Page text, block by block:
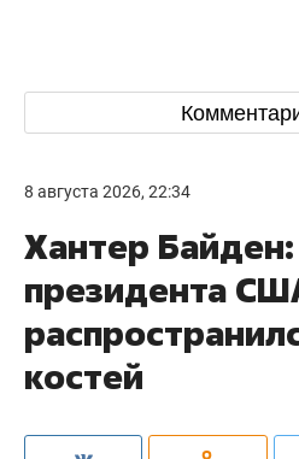
8 августа 2026, 22:34
Хантер
президента
костей